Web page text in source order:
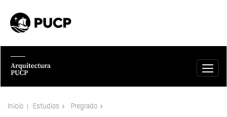
Inicio Estudios Pregrado